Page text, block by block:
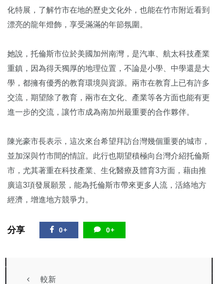
化特展，了解竹市在地的歷史文化外，也能在竹市附近看到
漂亮的龍年燈飾，享受滿滿的年節氛圍。
她說，托倫斯市位於美國加州南灣，是汽車、航太科技產業
重鎮，因為得天獨厚的地理位置，不論是小學、中學還是大
學，都擁有優秀的教育環境與資源。兩市在教育上已有許多
交流，期望除了教育，兩市在文化、產業等各方面也能有更
進一步的交流，讓竹市成為南加州最重要的合作夥伴。
陳光豪市長表示，這次來台希望拜訪台灣幾個重要的城市，
並加深與竹市間的情誼。此行也期望積極向台灣介紹托倫斯
市，尤其著重在科技產業、生化醫療及體育3方面，藉由推
廣這3項發展願景，能為托倫斯市帶來更多人流，活絡地方
經濟，增進地方競爭力。
分享 0+ 0+
較新